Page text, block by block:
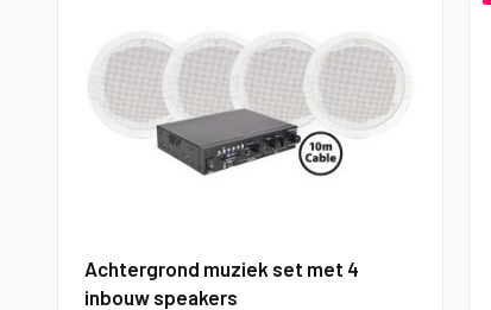
Achtergrond muziek set met 4
inbouw speakers